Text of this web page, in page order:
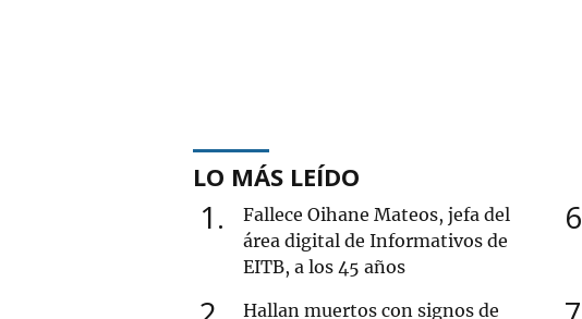
LO MÁS LEÍDO
1
Fallece Oihane Mateos, jefa del
área digital de Informativos de
EITB, a los 45 años
Hallan muertos con signos de
6